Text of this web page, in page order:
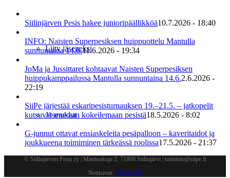
Liity jäseneksi
Jäsenedut
Siilinjärven Pesis hakee junioripäällikköä10.7.2026 - 18:40
INFO: Naisten Superpesiksen huippuottelu Mantulla
sunnuntaina 14.6.11.6.2026 - 19:34
JoMa ja Jussittaret kohtaavat Naisten Superpesiksen
huippukamppailussa Mantulla sunnuntaina 14.6.2.6.2026 -
22:19
SiiPe järjestää eskaripesisturnauksen 19.–21.5. – jatkopelit
kutsuvat mukaan kokeilemaan pesistä18.5.2026 - 8:02
G-junnut ottavat ensiaskeleita pesäpalloon – kaveritaidot ja
joukkueena toimiminen tärkeässä roolissa17.5.2026 - 21:37
© Siilinjärven Pesis ry | Mantunkuja 2, 71800 Siilinjärvi | toimisto@siipe.fi
Nettisivut: UNELMA